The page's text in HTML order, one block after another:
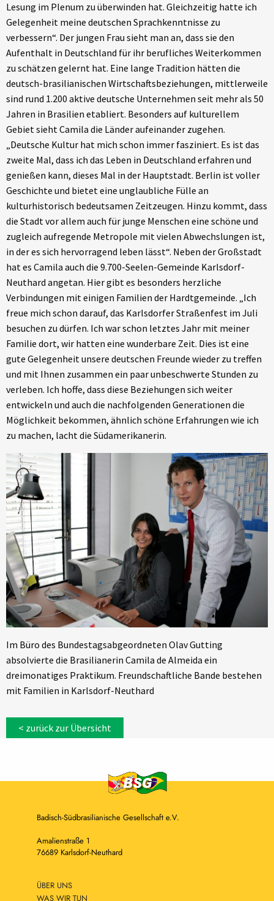
Lesung im Plenum zu überwinden hat. Gleichzeitig hatte ich
Gelegenheit meine deutschen Sprachkenntnisse zu
verbessern“. Der jungen Frau sieht man an, dass sie den
Aufenthalt in Deutschland für ihr berufliches Weiterkommen
zu schätzen gelernt hat. Eine lange Tradition hätten die
deutsch-brasilianischen Wirtschaftsbeziehungen, mittlerweile
sind rund 1.200 aktive deutsche Unternehmen seit mehr als 50
Jahren in Brasilien etabliert. Besonders auf kulturellem
Gebiet sieht Camila die Länder aufeinander zugehen.
„Deutsche Kultur hat mich schon immer fasziniert. Es ist das
zweite Mal, dass ich das Leben in Deutschland erfahren und
genießen kann, dieses Mal in der Hauptstadt. Berlin ist voller
Geschichte und bietet eine unglaubliche Fülle an
kulturhistorisch bedeutsamen Zeitzeugen. Hinzu kommt, dass
die Stadt vor allem auch für junge Menschen eine schöne und
zugleich aufregende Metropole mit vielen Abwechslungen ist,
in der es sich hervorragend leben lässt“. Neben der Großstadt
hat es Camila auch die 9.700-Seelen-Gemeinde Karlsdorf-
Neuthard angetan. Hier gibt es besonders herzliche
Verbindungen mit einigen Familien der Hardtgemeinde. „Ich
freue mich schon darauf, das Karlsdorfer Straßenfest im Juli
besuchen zu dürfen. Ich war schon letztes Jahr mit meiner
Familie dort, wir hatten eine wunderbare Zeit. Dies ist eine
gute Gelegenheit unsere deutschen Freunde wieder zu treffen
und mit Ihnen zusammen ein paar unbeschwerte Stunden zu
verleben. Ich hoffe, dass diese Beziehungen sich weiter
entwickeln und auch die nachfolgenden Generationen die
Möglichkeit bekommen, ähnlich schöne Erfahrungen wie ich
zu machen, lacht die Südamerikanerin.
Im Büro des Bundestagsabgeordneten Olav Gutting
absolvierte die Brasilianerin Camila de Almeida ein
dreimonatiges Praktikum. Freundschaftliche Bande bestehen
mit Familien in Karlsdorf-Neuthard
< zurück zur Übersicht
Badisch-Südbrasilianische Gesellschaft e.V.
Amalienstraße 1
76689 Karlsdorf-Neuthard
ÜBER UNS
WAS WIR TUN